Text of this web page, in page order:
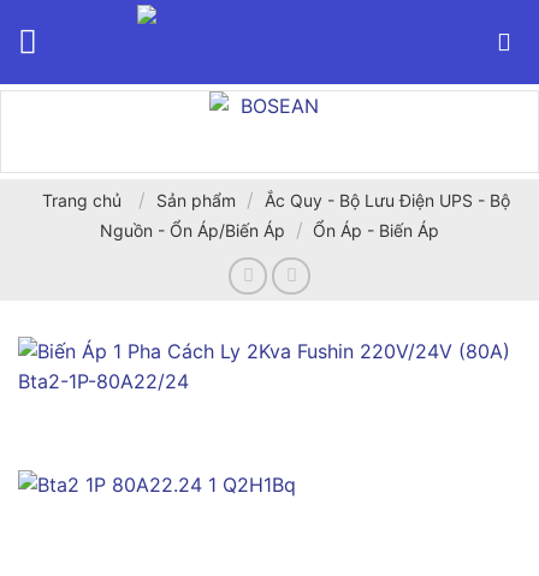
Trang chủ / Sản phẩm /
Ắc Quy - Bộ Lưu Điện UPS - Bộ
Nguồn - Ổn Áp/Biến Áp
/ Ổn Áp - Biến Áp